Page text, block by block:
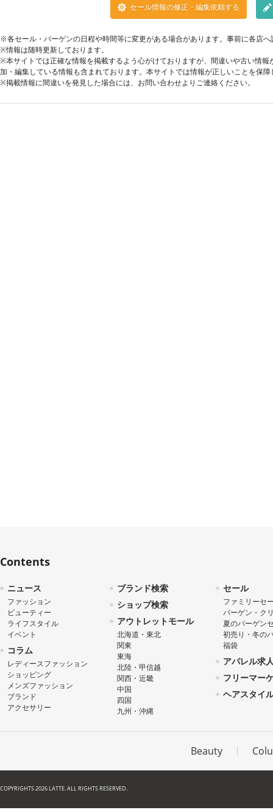
セール情報の修正・編集依頼する
※各セール・バーゲンの日程や時間等に変更がある場合があります。事前に各店
※情報は随時更新しております。
※本サイトでは正確な情報を掲載するよう心がけておりますが、間違いや古い情
加・編集している情報も含まれております。本サイトでは情報が正しいことを保
※掲載情報に間違いを発見した場合には、お問い合わせよりご連絡ください。
Contents
ニュース
ファッション
ビューティー
ライフスタイル
イベント
コラム
レディースファッション
ショッピング
メンズファッション
ブランド
アクセサリー
ブランド検索
ショップ検索
アウトレットモール
北海道・東北
関東
東海
北陸・甲信越
関西・近畿
中国
四国
九州・沖縄
セール
ファミリーセ
バーゲン・ク
夏のバーゲン
初売り・冬の
福袋
アパレル求
フリーマー
ヘアスタイ
Beauty
COPYRIGHTS 2026 LATTE. ALL RIGHTS RESERVED.